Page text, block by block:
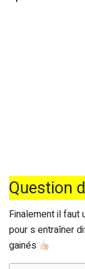
Question
Finalement il faut
pour s entraîner
gainés